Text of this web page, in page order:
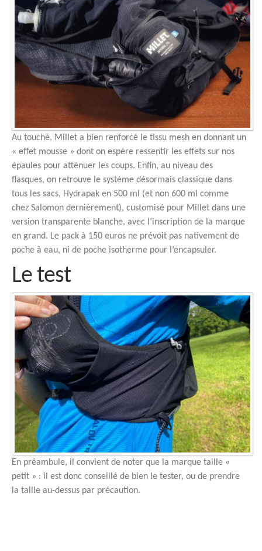
Au touché, Millet a bien renforcé le tissu mesh en donnant un
« effet mousse » dont on espère ressentir les effets sur nos
épaules pour atténuer les coups. Enfin, au niveau des
flasques, on retrouve le système désormais classique dans
tous les sacs, Hydrapak en 500 ml (et non 600 ml comme
chez Salomon dernièrement), customisé pour Millet dans une
version transparente blanche, avec l’inscription de la marque
en grand. Le pack à 150 euros ne prévoit pas nativement de
poche à eau, ni de poche isotherme pour l’encapsuler.
Le test
En préambule, il convient de noter que la marque taille «
petit » : il est donc conseillé de bien le tester, ou de prendre
la taille au-dessus par précaution.